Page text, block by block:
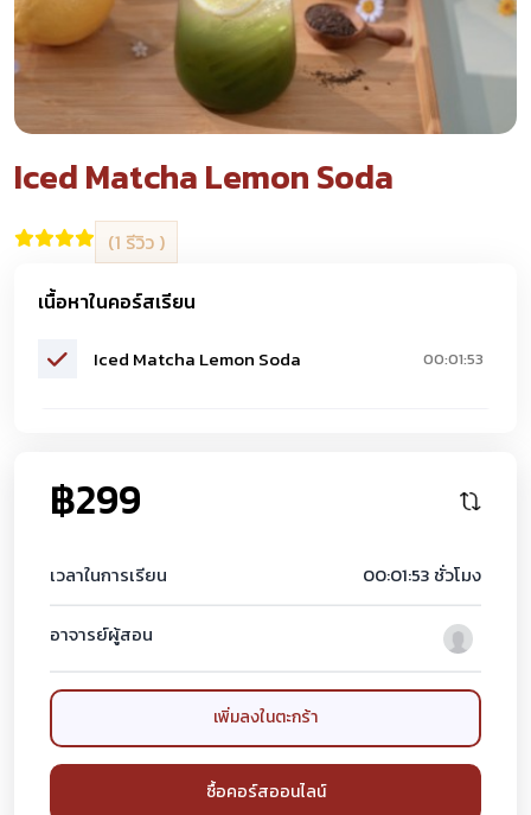
Iced Matcha Lemon Soda
(1 รีวิว )
เนื้อหาในคอร์สเรียน
Iced Matcha Lemon Soda 00:01:53
฿299
เวลาในการเรียน 00:01:53 ชั่วโมง
อาจารย์ผู้สอน
เพิ่มลงในตะกร้า
ซื้อคอร์สออนไลน์